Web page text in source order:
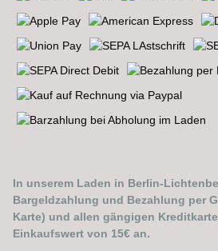
In unserem Laden in Berlin-
Bargeldzahlung und Bezahlung per
Karte) und allen gängigen
Einkaufswert von 15€ an.